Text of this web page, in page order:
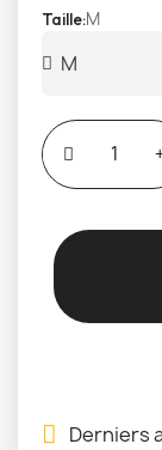
Taille M
Derniers